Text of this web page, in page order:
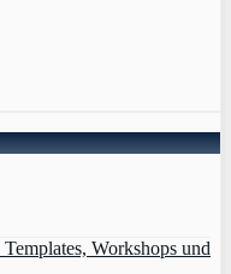
Workshops und